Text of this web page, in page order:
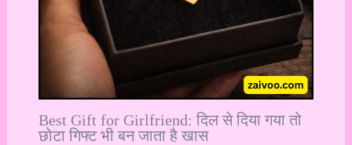
Best Gift for Girlfriend: दिल से दिया गया तो
छोटा गिफ्ट भी बन जाता है खास